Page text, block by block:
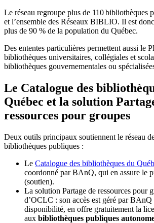
Le réseau regroupe plus de 110bibliothèques
et l’ensemble des Réseaux BIBLIO. Il est donc
plus de 90 % de la population du Québec.
Des ententes particulières permettent aussi le
bibliothèques universitaires, collégiales et
bibliothèques gouvernementales ou
Le Catalogue des
Québec et la solution
ressources pour groupes
Deux outils principaux soutiennent le réseau
bibliothèques publiques :
Le Catalogue des bibliothèques du
coordonné par BAnQ, qui en assure le
(soutien).
La solution Partage de ressources pour
d’OCLC : son accès est géré par BAnQ
disponibilité, en offre gratuitement la
aux bibliothèques publiques